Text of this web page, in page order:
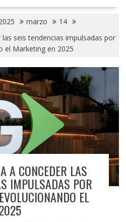
marzo
14
seis tendencias impulsadas por
el Marketing en 2025
A CONCEDER LAS
IMPULSADAS POR
EL